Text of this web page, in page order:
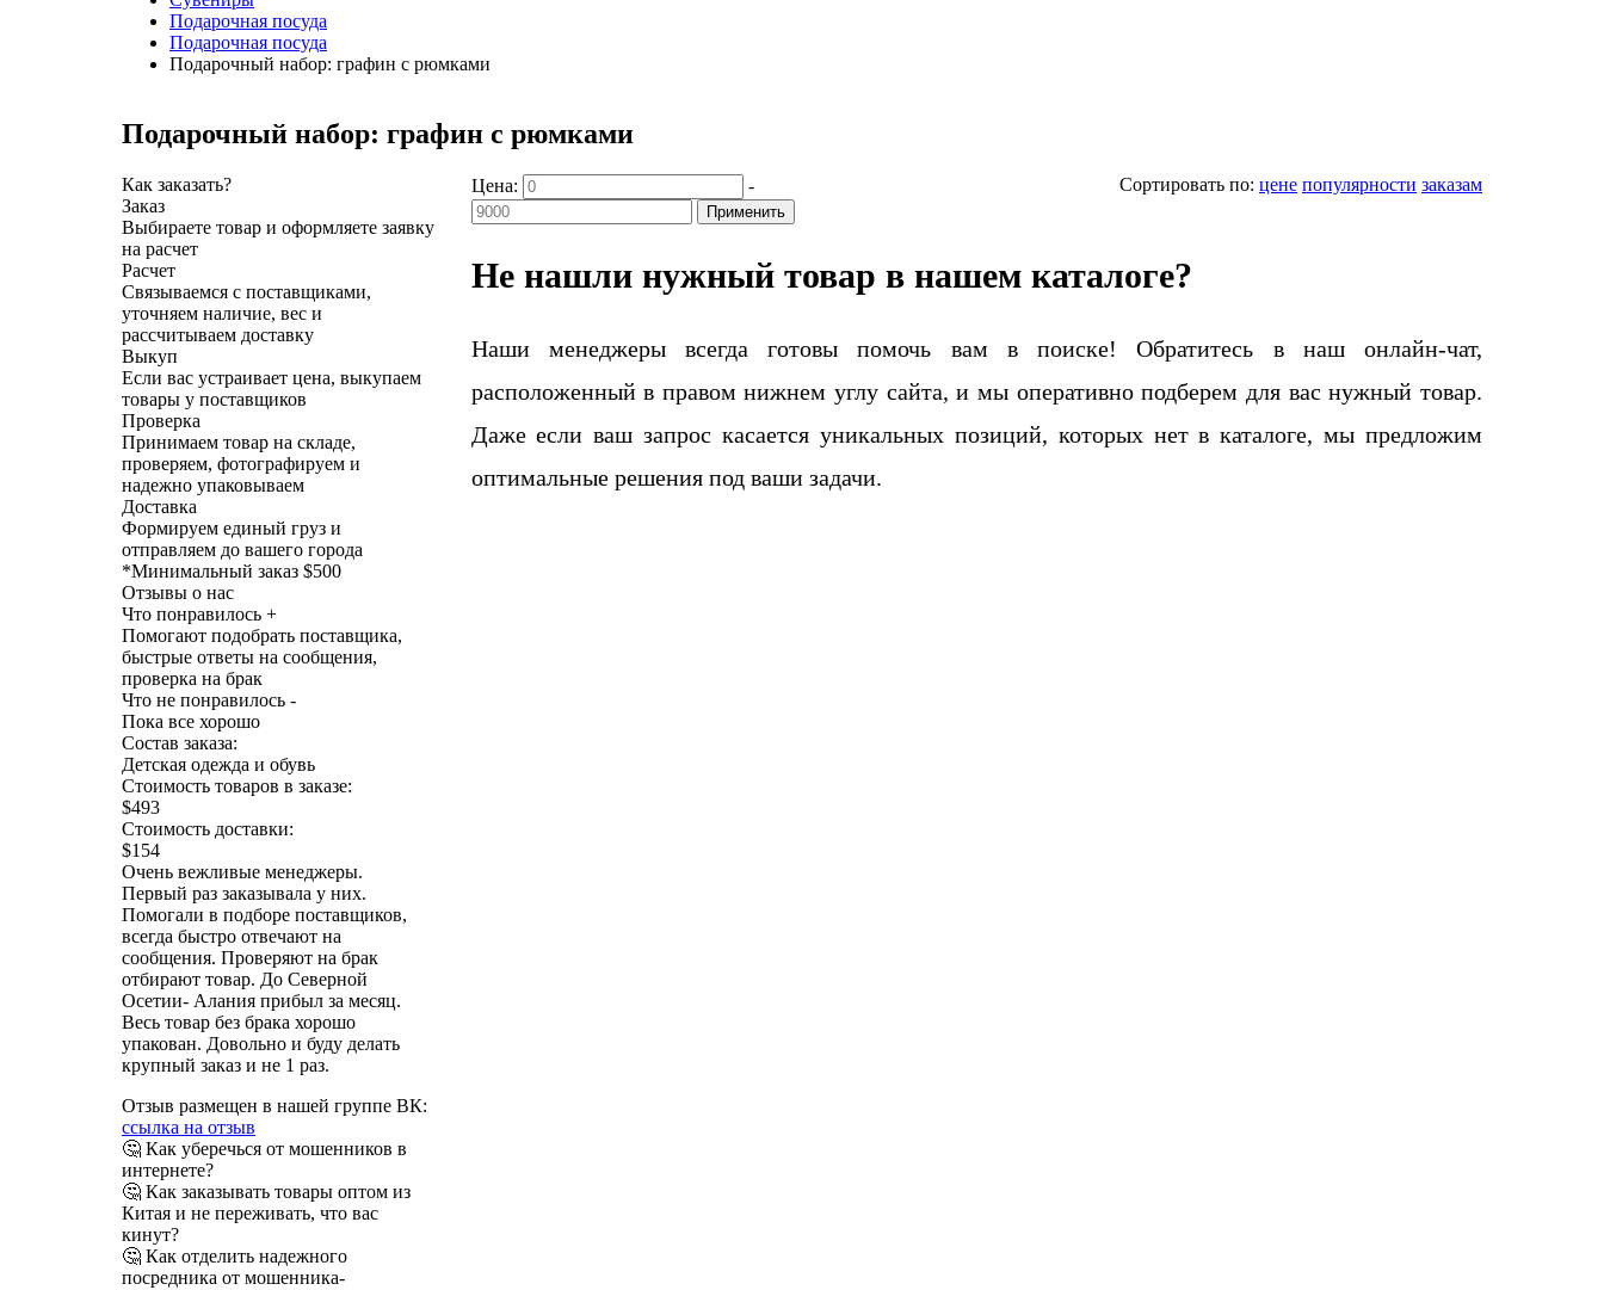
Подарочная посуда
Подарочная посуда
Подарочный набор: графин с рюмками
Подарочный набор: графин с рюмками
Как заказать?
Заказ
Выбираете товар и оформляете заявку
на расчет
Расчет
Связываемся с поставщиками,
уточняем наличие, вес и
рассчитываем доставку
Выкуп
Если вас устраивает цена, выкупаем
товары у поставщиков
Проверка
Принимаем товар на складе,
проверяем, фотографируем и
надежно упаковываем
Доставка
Формируем единый груз и
отправляем до вашего города
*Минимальный заказ $500
Отзывы о нас
Что понравилось +
Помогают подобрать поставщика,
быстрые ответы на сообщения,
проверка на брак
Что не понравилось -
Пока все хорошо
Состав заказа:
Детская одежда и обувь
Стоимость товаров в заказе:
$493
Стоимость доставки:
$154
Очень вежливые менеджеры.
Первый раз заказывала у них.
Помогали в подборе поставщиков,
всегда быстро отвечают на
сообщения. Проверяют на брак
отбирают товар. До Северной
Осетии- Алания прибыл за месяц.
Весь товар без брака хорошо
упакован. Довольно и буду делать
крупный заказ и не 1 раз.
Отзыв размещен в нашей группе ВК:
ссылка на отзыв
🤔 Как уберечься от мошенников в
интернете?
🤔 Как заказывать товары оптом из
Китая и не переживать, что вас
кинут?
🤔 Как отделить надежного
посредника от мошенника-
Сортировать по: цене популярности заказам
Цена: -
Применить
Не нашли нужный товар в нашем каталоге?
Наши менеджеры всегда готовы помочь вам в поиске! Обратитесь в наш онлайн-чат,
расположенный в правом нижнем углу сайта, и мы оперативно подберем для вас нужный товар.
Даже если ваш запрос касается уникальных позиций, которых нет в каталоге, мы предложим
оптимальные решения под ваши задачи.